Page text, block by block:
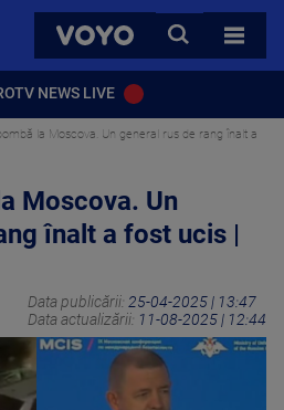
VOYO
CAUTA
TOATE
NEWS LIVE
la Moscova. Un general rus de rang înalt a
Moscova. Un
înalt a fost ucis |
Data publicării: 25-04-2025 | 13:47
Data actualizării: 11-08-2025 | 12:44